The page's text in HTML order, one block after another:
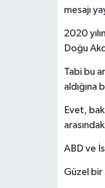
mesajı
2020
Doğu
Tabi bu
aldığına
Evet,
ABD ve
Güzel bir